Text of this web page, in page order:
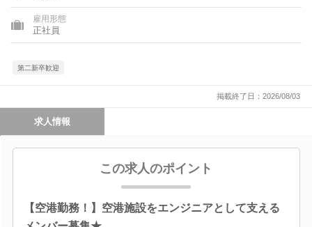
雇用形態
正社員
第二新卒歓迎
掲載終了日：2026/08/03
求人情報
この求人のポイント
【空港勤務！】空港施設をエンジニアとして支える